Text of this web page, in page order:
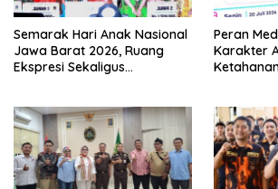
Semarak Hari Anak Nasional
Jawa Barat 2026, Ruang
Ekspresi Sekaligus
Peran
Karakter